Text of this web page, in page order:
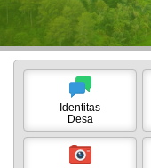
Profil
Desa
Pemerintahan
Data
Desa
Identitas
Desa